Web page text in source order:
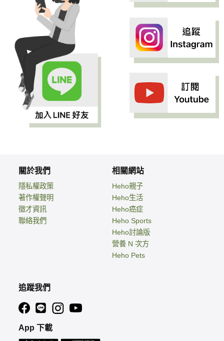
關於我們
隱私權政策
著作權聲明
徵才資訊
聯絡我們
相關網站
Heho親子
Heho生活
Heho癌症
Heho Sports
Heho討論版
營養 N 次方
Heho Pets
追蹤我們
App 下載